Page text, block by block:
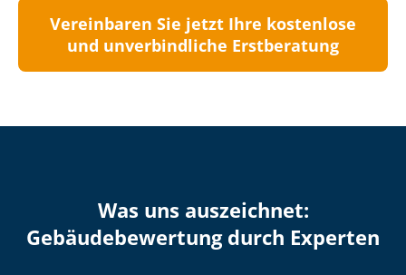
Vereinbaren Sie jetzt Ihre kostenlose
und unverbindliche Erstberatung
Was uns auszeichnet:
Ge­bäu­de­be­wer­tung durch Experten